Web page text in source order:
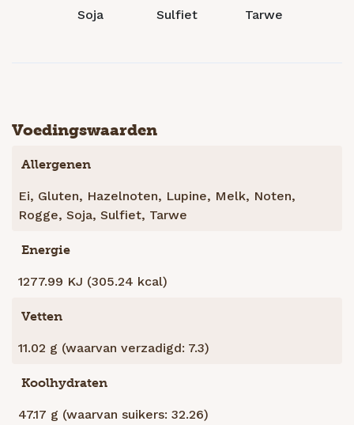
Soja Sulfiet Tarwe
Voedingswaarden
Allergenen
Ei, Gluten, Hazelnoten, Lupine, Melk, Noten,
Rogge, Soja, Sulfiet, Tarwe
Energie
1277.99 KJ (305.24 kcal)
Vetten
11.02 g (waarvan verzadigd: 7.3)
Koolhydraten
47.17 g (waarvan suikers: 32.26)